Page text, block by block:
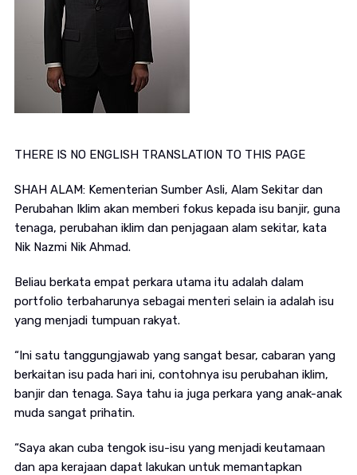
THERE IS NO ENGLISH TRANSLATION TO THIS PAGE
SHAH ALAM: Kementerian Sumber Asli, Alam Sekitar dan
Perubahan Iklim akan memberi fokus kepada isu banjir, guna
tenaga, perubahan iklim dan penjagaan alam sekitar, kata
Nik Nazmi Nik Ahmad.
Beliau berkata empat perkara utama itu adalah dalam
portfolio terbaharunya sebagai menteri selain ia adalah isu
yang menjadi tumpuan rakyat.
“Ini satu tanggungjawab yang sangat besar, cabaran yang
berkaitan isu pada hari ini, contohnya isu perubahan iklim,
banjir dan tenaga. Saya tahu ia juga perkara yang anak-anak
muda sangat prihatin.
“Saya akan cuba tengok isu-isu yang menjadi keutamaan
dan apa kerajaan dapat lakukan untuk memantapkan